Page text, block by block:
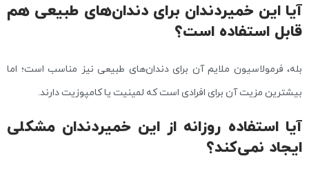
آیا این خمیردندان برای دندان‌های طبیعی هم
قابل استفاده است؟
بله، فرمولاسیون ملایم آن برای دندان‌های طبیعی نیز مناسب است؛ اما
بیشترین مزیت آن برای افرادی است که لمینیت یا کامپوزیت دارند.
آیا استفاده روزانه از این خمیردندان مشکلی
ایجاد نمی‌کند؟